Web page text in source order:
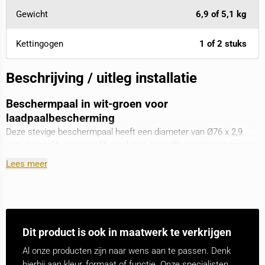
Gewicht 6,9 of 5,1 kg
Kettingogen 1 of 2 stuks
Beschrijving / uitleg installatie
Beschermpaal in wit-groen voor
laadpaalbescherming
Deze stevige beschermpaal heeft een diameter van Ø76 x 2,9
reflecterende banen voor zichtbaarheid. Het ontwerp maakt
verankering in beton of bevestiging op een voetplaat mogelijk. De
afzetkettingen, maar niet geschikt voor intensief verkeer.
toepassingen.
Waarom kiezen voor Ø76 mm?
Lees meer
Dit product is ook in maatwerk te verkrijgen
Al onze producten zijn naar wens aan te passen. Denk